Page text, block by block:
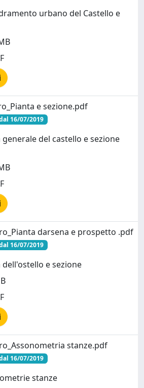
urbano del Castello e
e sezione.pdf
16/07/2019
del castello e sezione
darsena e prospetto .pdf
16/07/2019
e sezione
stanze.pdf
16/07/2019
stanze